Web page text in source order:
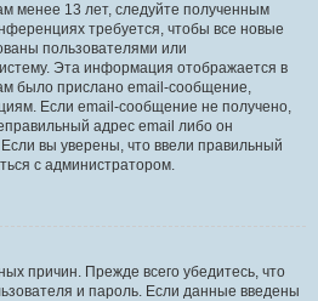
менее 13 лет, следуйте полученным
требуется, чтобы все новые
пользователями или
Эта информация отображается в
было прислано email-сообщение,
Если email-сообщение не получено,
адрес email либо он
вы уверены, что ввели правильный
с администратором.
причин. Прежде всего убедитесь, что
и пароль. Если данные введены